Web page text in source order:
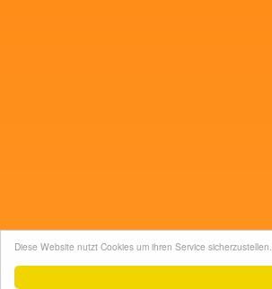
Diese Website nutzt Cookies um ihren Service sicherzustellen.